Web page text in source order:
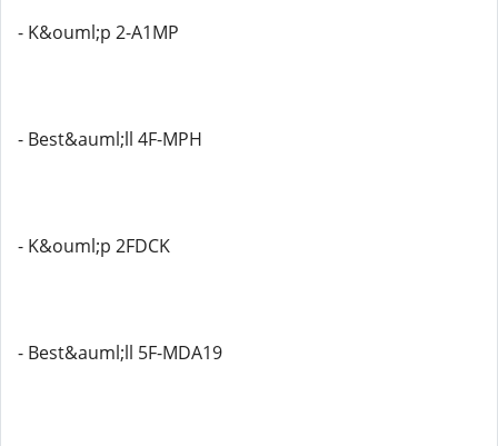
- K&ouml;p 2-A1MP
- Best&auml;ll 4F-MPH
- K&ouml;p 2FDCK
- Best&auml;ll 5F-MDA19